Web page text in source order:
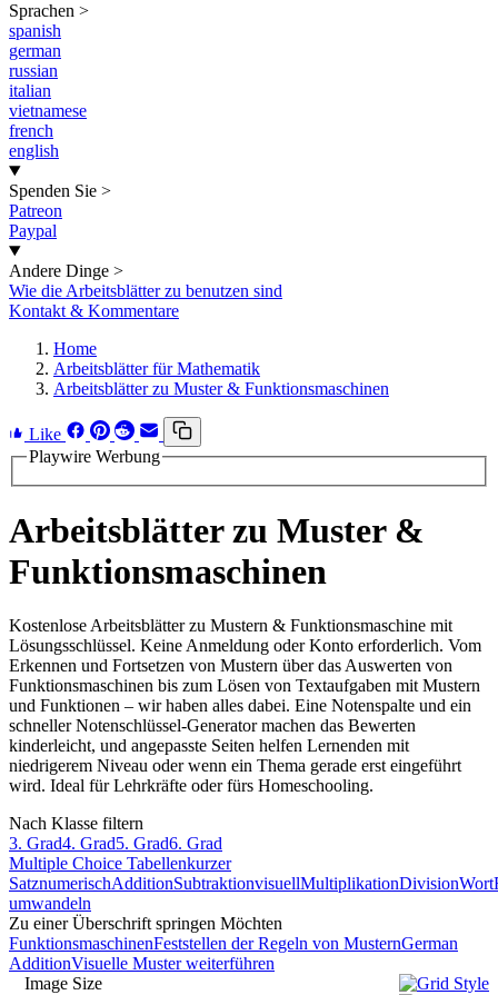
Sprachen >
spanish
german
russian
italian
vietnamese
french
english
Spenden Sie >
Patreon
Paypal
Andere Dinge >
Wie die Arbeitsblätter zu benutzen sind
Kontakt & Kommentare
Home
Arbeitsblätter für Mathematik
Arbeitsblätter zu Muster & Funktionsmaschinen
Like
Playwire Werbung
Arbeitsblätter zu Muster &
Funktionsmaschinen
Kostenlose Arbeitsblätter zu Mustern & Funktionsmaschine mit
Lösungsschlüssel. Keine Anmeldung oder Konto erforderlich. Vom
Erkennen und Fortsetzen von Mustern über das Auswerten von
Funktionsmaschinen bis zum Lösen von Textaufgaben mit Mustern
und Funktionen – wir haben alles dabei. Eine Notenspalte und ein
schneller Notenschlüssel-Generator machen das Bewerten
kinderleicht, und angepasste Seiten helfen Lernenden mit
niedrigerem Niveau oder wenn ein Thema gerade erst eingeführt
wird. Ideal für Lehrkräfte oder fürs Homeschooling.
Nach Klasse filtern
3. Grad4. Grad5. Grad6. Grad
Multiple Choice Tabellenkurzer
SatznumerischAdditionSubtraktionvisuellMultiplikationDivisionWort
umwandeln
Zu einer Überschrift springen Möchten
FunktionsmaschinenFeststellen der Regeln von MusternGerman
AdditionVisuelle Muster weiterführen
Image Size